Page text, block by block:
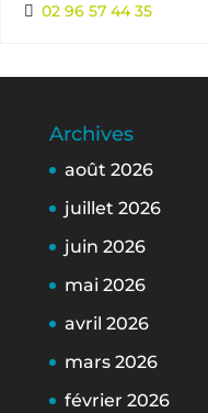
02 96 57 44 35
Archives
août 2026
juillet 2026
juin 2026
mai 2026
avril 2026
mars 2026
février 2026